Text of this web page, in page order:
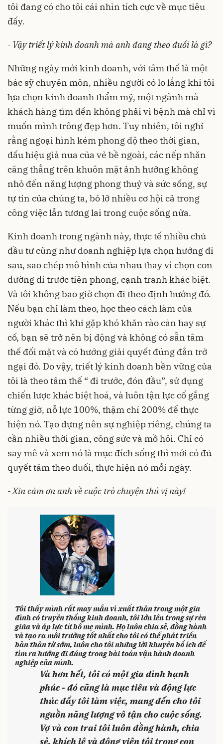
tôi đang có cho tôi cái nhìn tích cực về mục tiêu
đấy.
- Vậy triết lý kinh doanh mà anh đang theo đuổi là gì?
Những ngày mới kinh doanh, với tâm thế là một
bác sỹ chuyên môn, nhiều người có lo lắng khi tôi
lựa chọn kinh doanh thẩm mỹ, một ngành mà
khách hàng tìm đến không phải vì bệnh mà chỉ vì
muốn mình trông đẹp hơn. Tuy nhiên, tôi nghĩ
rằng ngoại hình kém phong độ theo thời gian,
dấu hiệu già nua của vẻ bề ngoài, các nếp nhăn
căng thẳng trên khuôn mặt ảnh hưởng không
nhỏ đến năng lượng phong thuỷ và sức sống, sự
tự tin của chúng ta, bỏ lỡ nhiều cơ hội cả trong
công việc lẫn tương lai trong cuộc sống nữa.
Kinh doanh trong ngành này, thực tế nhiều chủ
đầu tư cũng như doanh nghiệp lựa chọn hướng đi
sau, sao chép mô hình của nhau thay vì chọn con
đường đi trước tiên phong, cạnh tranh khác biệt.
Và tôi không bao giờ chọn đi theo định hướng đó.
Nếu bạn chỉ làm theo, học theo cách làm của
người khác thì khi gặp khó khăn rào cản hay sự
cố, bạn sẽ trở nên bị động và không có sẵn tâm
thế đối mặt và có hướng giải quyết đúng đắn trở
ngại đó. Do vậy, triết lý kinh doanh bền vững của
tôi là theo tâm thế “ đi trước, đón đầu”, sử dụng
chiến lược khác biệt hoá, và luôn tận lực cố gắng
từng giờ, nỗ lực 100%, thậm chí 200% để thực
hiện nó. Tạo dựng nên sự nghiệp riêng, chúng ta
cần nhiều thời gian, công sức và mồ hôi. Chỉ có
say mê và xem nó là mục đích sống thì mới có đủ
quyết tâm theo đuổi, thực hiện nó mỗi ngày.
- Xin cảm ơn anh về cuộc trò chuyện thú vị này!
Tôi thấy mình rất may mắn vì xuất thân trong một gia
đình có truyền thống kinh doanh, tôi lớn lên trong sự rèn
giũa và áp lực từ bố mẹ mình. Họ luôn chia sẻ, đồng hành
và tạo ra môi trường tốt nhất cho tôi có thể phát triển
bản thân từ sớm, luôn cho tôi những lời khuyên bổ ích để
tìm ra hướng đi đúng trong bài toán vận hành doanh
nghiệp của mình.
Và hơn hết, tôi có một gia đình hạnh
phúc - đó cũng là mục tiêu và động lực
thúc đẩy tôi làm việc, mang đến cho tôi
nguồn năng lượng vô tận cho cuộc sống.
Vợ và con trai tôi luôn đồng hành, chia
sẻ, khích lệ và động viên tôi trong con